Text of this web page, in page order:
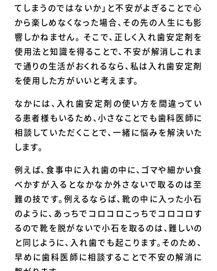
てしまうのではないか」と不安がよぎることで心
から楽しめなくなった場合、その先の人生にも影
響しかねません。 そこで、正しく入れ歯安定剤を
使用法と知識を得ることで、不安が解消しこれま
で通りの生活がおくれるなら、私は入れ歯安定剤
を使用した方がいいと考えます。
なかには、入れ歯安定剤の使い方を間違ってい
る患者様もいるため、小さなことでも歯科医師に
相談していただくことで、一緒に悩みを解決いた
します。
例えば、食事中に入れ歯の中に、ゴマや細かい食
べかすが入るとなかなか外さないで取るのは至
難の技です。例えるならば、靴の中に入った小石
のように、あっちでコロコロこっちでコロコロす
るので靴を脱がないで小石を取るのは、難しいの
と同じように、入れ歯でも起こります。そのため、
早めに歯科医師に相談することで不安の解消に